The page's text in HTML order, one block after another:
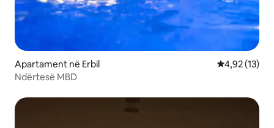
Apartament në Erbil Vlerësimi
4,92 (13)
Ndërtesë MBD